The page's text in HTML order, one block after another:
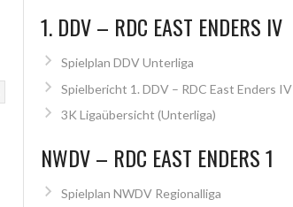
1. DDV – RDC EAST ENDERS IV
Spielplan DDV Unterliga
Spielbericht 1. DDV – RDC East Enders IV
3K Ligaübersicht (Unterliga)
NWDV – RDC EAST ENDERS 1
Spielplan NWDV Regionalliga